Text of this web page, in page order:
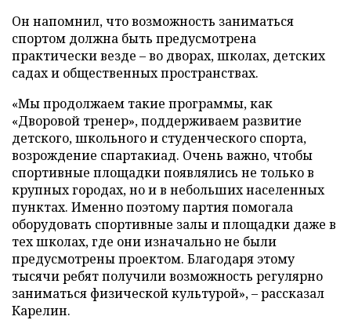
Он напомнил, что возможность заниматься
спортом должна быть предусмотрена
практически везде – во дворах, школах, детских
садах и общественных пространствах.
«Мы продолжаем такие программы, как
«Дворовой тренер», поддерживаем развитие
детского, школьного и студенческого спорта,
возрождение спартакиад. Очень важно, чтобы
спортивные площадки появлялись не только в
крупных городах, но и в небольших населенных
пунктах. Именно поэтому партия помогала
оборудовать спортивные залы и площадки даже в
тех школах, где они изначально не были
предусмотрены проектом. Благодаря этому
тысячи ребят получили возможность регулярно
заниматься физической культурой», – рассказал
Карелин.